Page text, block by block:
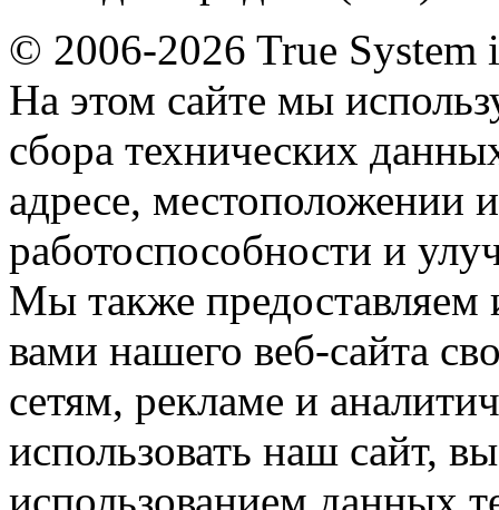
© 2006-2026 True System
На этом сайте мы
сбора технических
адресе, местоположении
работоспособности и
Мы также
вами нашего веб-сайта
сетям, рекламе и
использовать наш сайт,